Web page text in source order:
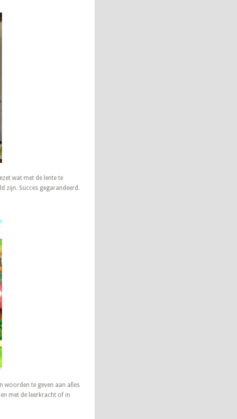
wat met de lente te
zijn. Succes gegarandeerd.
woorden te geven aan alles
met de leerkracht of in